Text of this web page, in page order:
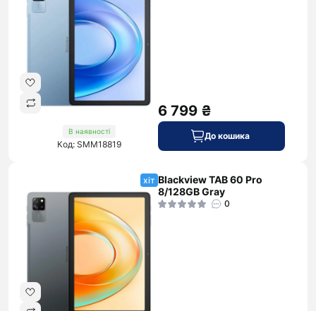
В наявності
Код: SMM18819
6 799 ₴
До кошика
хіт Blackview TAB 60 Pro
8/128GB Gray
0